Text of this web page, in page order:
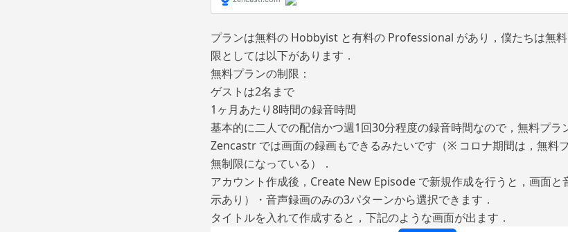
プランは無料の Hobbyist と有料の Professional があり，僕たちは無
限としては以下があります．
無料プランの制限：
ゲストは2名まで
1ヶ月あたり8時間の録音時間
基本的に二人での配信かつ週1回30分程度の録音時間なので，無料プラ
Zencastr では画面の録画もできるみたいです（※ コロナ期間は，無料
無制限になっている）．
アカウント作成後，Create New Episode で新規作成を行うと，画面と
示あり）・音声録画のみの3パターンから選択できます．
タイトルを入れて作成すると，下記のような画面が出ます．